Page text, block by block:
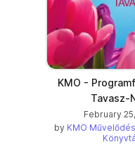
KMO -
Tavasz-
February
by KMO